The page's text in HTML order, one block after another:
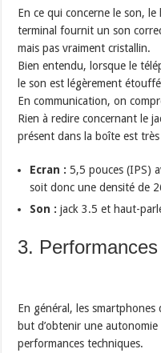
En ce qui concerne le son,
terminal fournit un son
mais pas vraiment cristallin.
Bien entendu, lorsque le
le son est légèrement
En communication, on
Rien à redire concernant le
présent dans la boîte est
Ecran : 5,5 pouces (IPS)
soit donc une densité de
Son : jack 3.5 et haut-
3.
En général, les smartphones
but d’obtenir une
performances techniques.